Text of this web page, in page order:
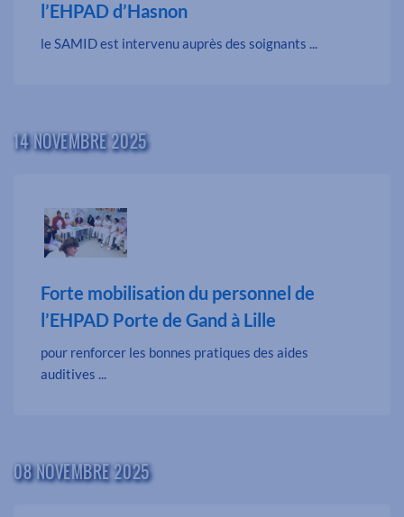
l’EHPAD d’Hasnon
le SAMID est intervenu auprès des soignants ...
14 NOVEMBRE 2025
Forte mobilisation du personnel de
l’EHPAD Porte de Gand à Lille
pour renforcer les bonnes pratiques des aides
auditives ...
08 NOVEMBRE 2025